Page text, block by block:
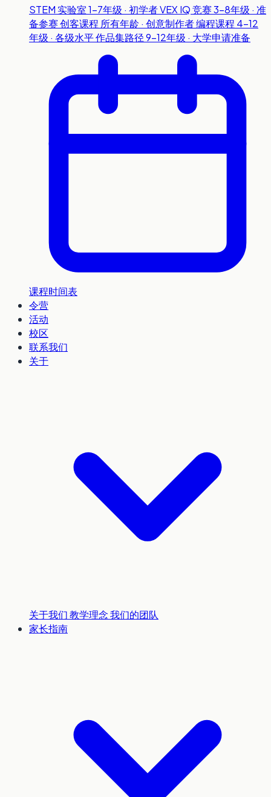
STEM 实验室1-7年级 · 初学者VEX IQ 竞赛3-8年级 · 准
备参赛创客课程 所有年龄 · 创意制作者编程课程 4-12
年级 · 各级水平作品集路径9-12年级 · 大学申请准备
课程时间表
令营
活动
校区
联系我们
关于
关于我们教学理念我们的团队
家长指南